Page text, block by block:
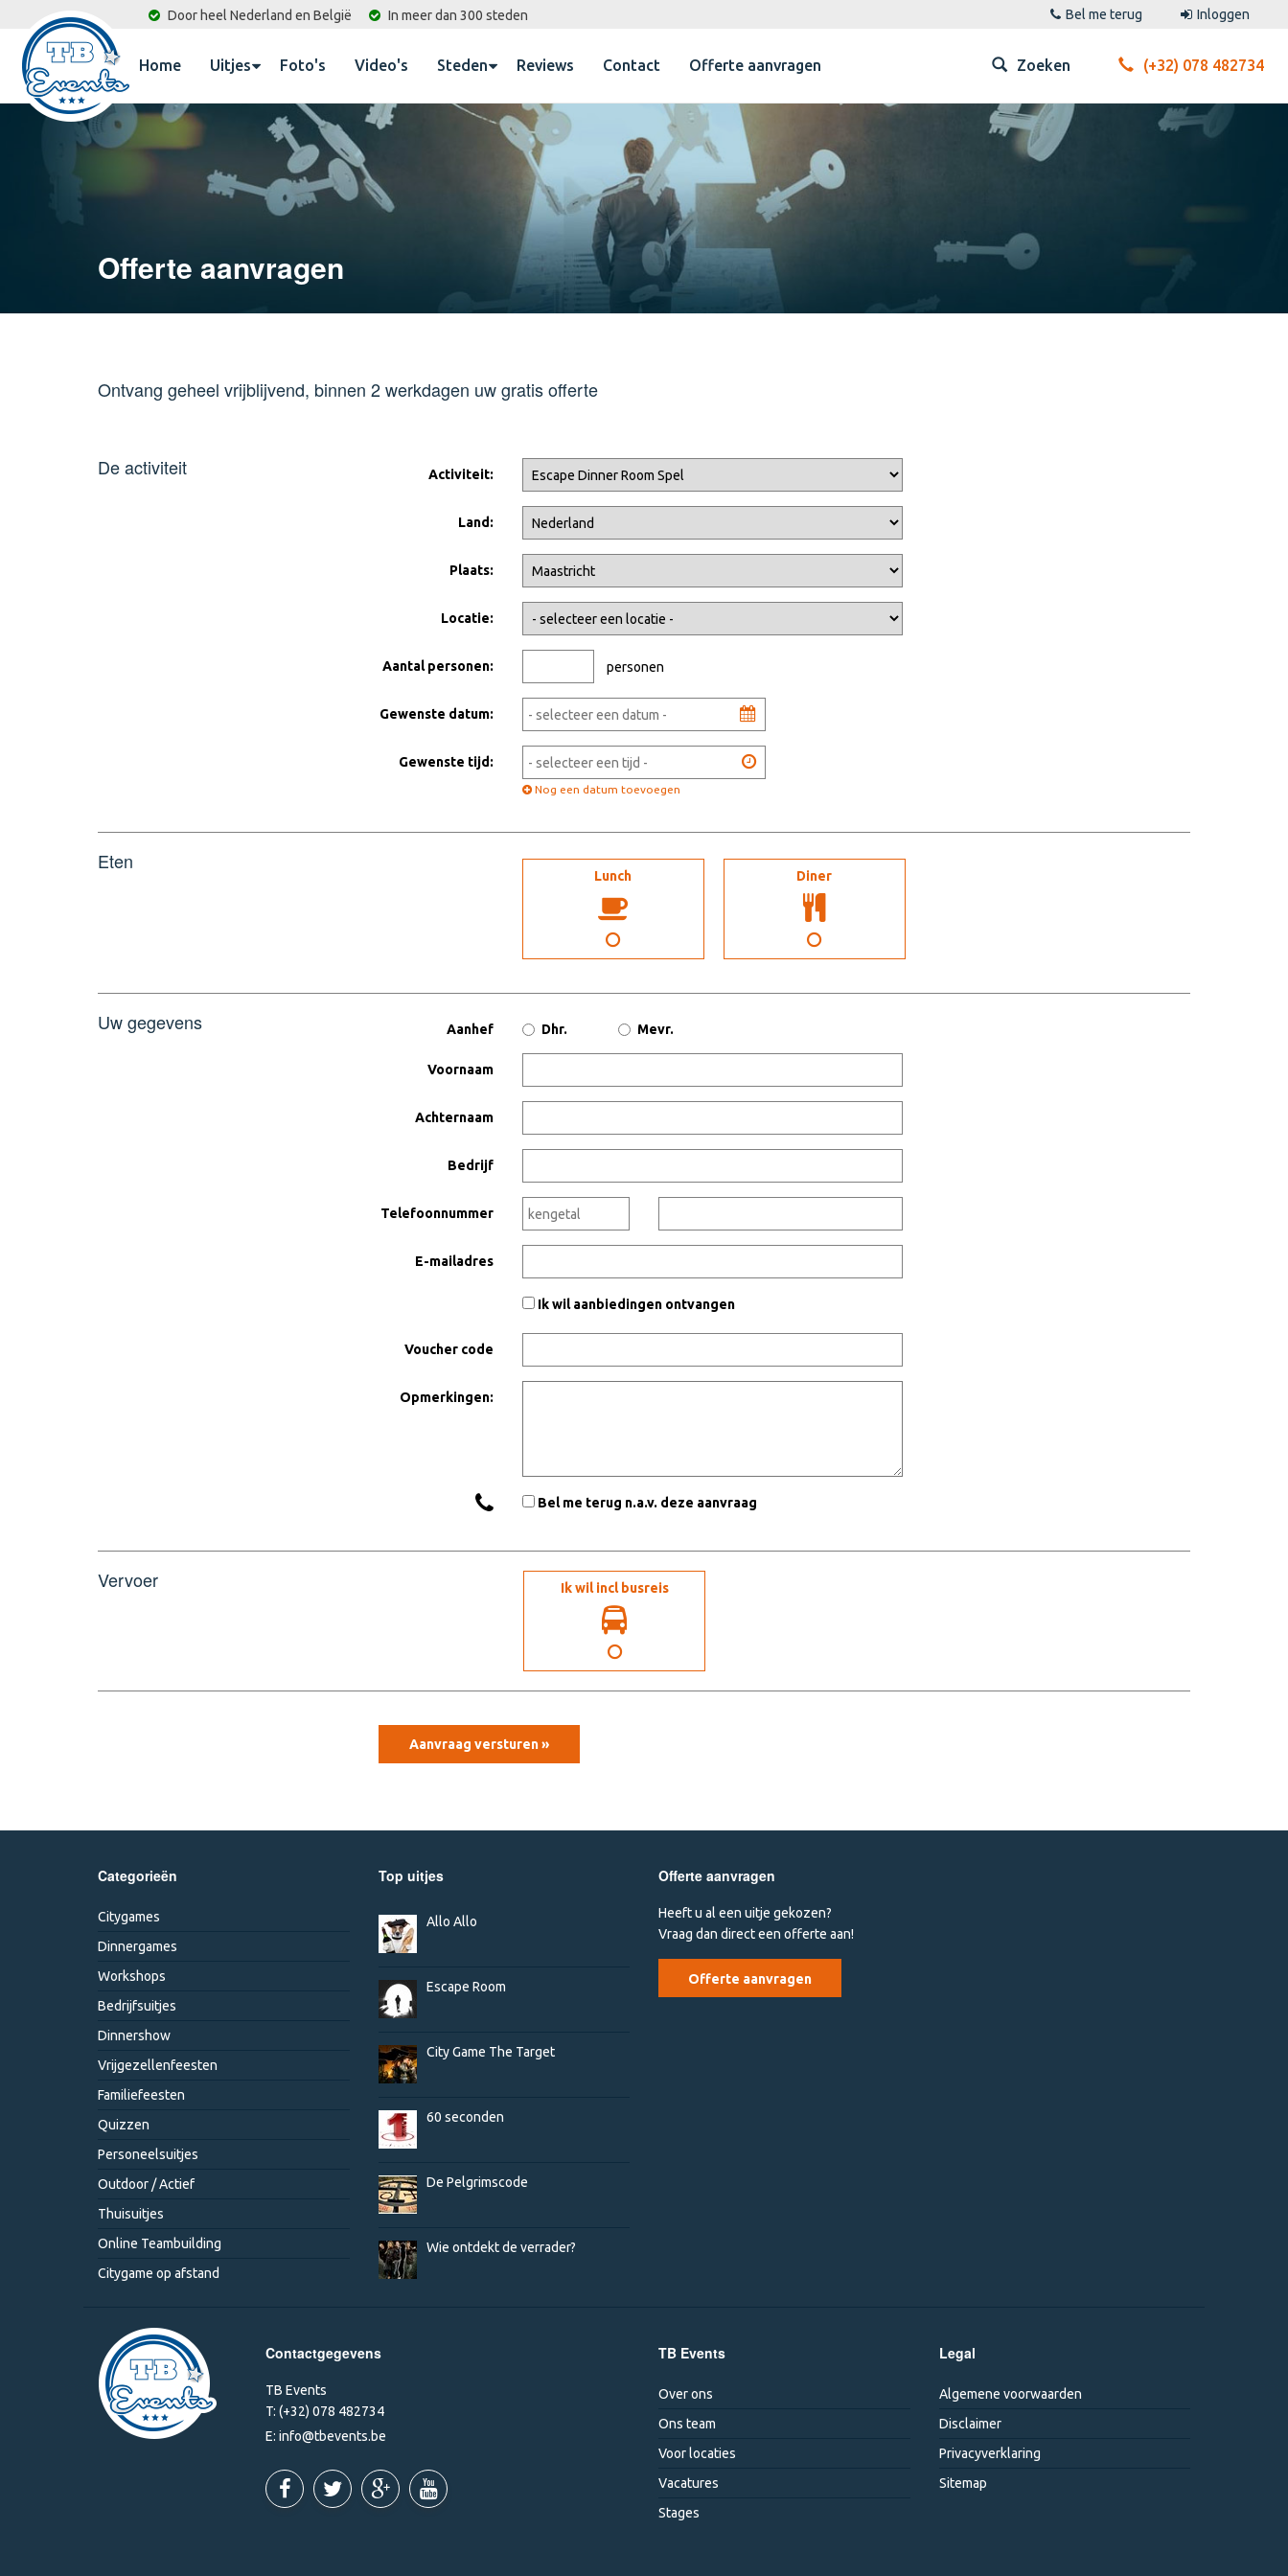
Door heel Nederland en België In meer dan 300 steden Bel me terug Inloggen
Home Uitjes Foto's Video's Steden Reviews Contact Offerte aanvragen Zoeken (+32) 078 482734
Offerte aanvragen
Ontvang geheel vrijblijvend, binnen 2 werkdagen uw gratis offerte
De activiteit Activiteit:
Land:
Plaats:
Locatie:
Aantal personen: personen
Gewenste datum:
Gewenste tijd:
Nog een datum toevoegen
Eten
Lunch Diner
Uw gegevens Aanhef Dhr. Mevr.
Voornaam
Achternaam
Bedrijf
Telefoonnummer
E-mailadres
Ik wil aanbiedingen ontvangen
Voucher code
Opmerkingen:
Bel me terug n.a.v. deze aanvraag
Vervoer Ik wil incl busreis
Categorieën
Citygames
Dinnergames
Workshops
Bedrijfsuitjes
Dinnershow
Vrijgezellenfeesten
Familiefeesten
Quizzen
Personeelsuitjes
Outdoor / Actief
Thuisuitjes
Online Teambuilding
Citygame op afstand
Top uitjes
Allo Allo
Escape Room
City Game The Target
60 seconden
De Pelgrimscode
Wie ontdekt de verrader?
Offerte aanvragen
Heeft u al een uitje gekozen?
Vraag dan direct een offerte aan!
Offerte aanvragen
Contactgegevens
TB Events
T: (+32) 078 482734
E: info@tbevents.be
TB Events
Over ons
Ons team
Voor locaties
Vacatures
Stages
Legal
Algemene voorwaarden
Disclaimer
Privacyverklaring
Sitemap